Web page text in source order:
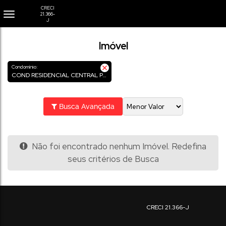
Imóvel
Condomínio:
COND RESIDENCIAL CENTRAL PARQUE
Busca Avançada
Não foi encontrado nenhum Imóvel. Redefina
seus critérios de Busca